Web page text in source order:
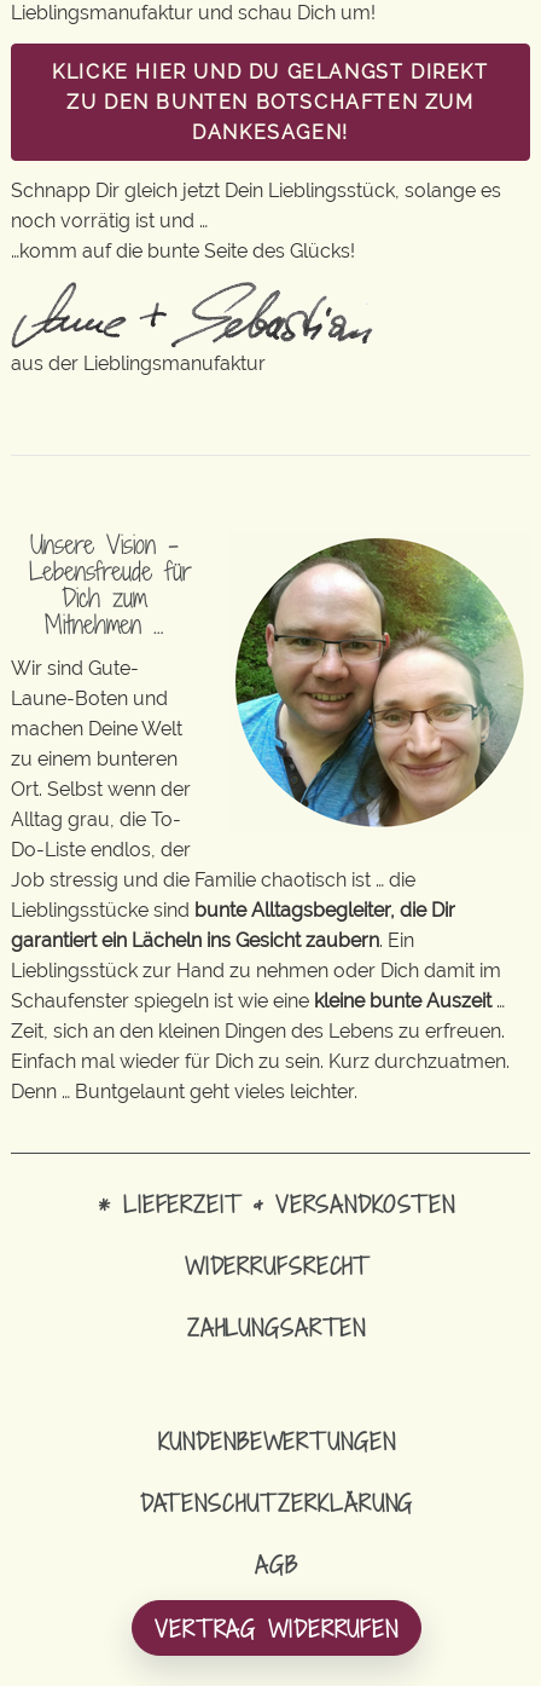
Lieblingsmanufaktur und schau Dich um!
KLICKE HIER UND DU GELANGST DIREKT
ZU DEN BUNTEN BOTSCHAFTEN ZUM
DANKESAGEN!
Schnapp Dir gleich jetzt Dein Lieblingsstück, solange es
noch vorrätig ist und …
…komm auf die bunte Seite des Glücks!
aus der Lieblingsmanufaktur
Unsere Vision –
Lebensfreude für
Dich zum
Mitnehmen …
Wir sind Gute-
Laune-Boten und
machen Deine Welt
zu einem bunteren
Ort. Selbst wenn der
Alltag grau, die To-
Do-Liste endlos, der
Job stressig und die Familie chaotisch ist … die
Lieblingsstücke sind bunte Alltagsbegleiter, die Dir
garantiert ein Lächeln ins Gesicht zaubern. Ein
Lieblingsstück zur Hand zu nehmen oder Dich damit im
Schaufenster spiegeln ist wie eine kleine bunte Auszeit…
Zeit, sich an den kleinen Dingen des Lebens zu erfreuen.
Einfach mal wieder für Dich zu sein. Kurz durchzuatmen.
Denn … Buntgelaunt geht vieles leichter.
* LIEFERZEIT & VERSANDKOSTEN
WIDERRUFSRECHT
ZAHLUNGSARTEN
KUNDENBEWERTUNGEN
DATENSCHUTZERKLÄRUNG
AGB
VERTRAG WIDERRUFEN